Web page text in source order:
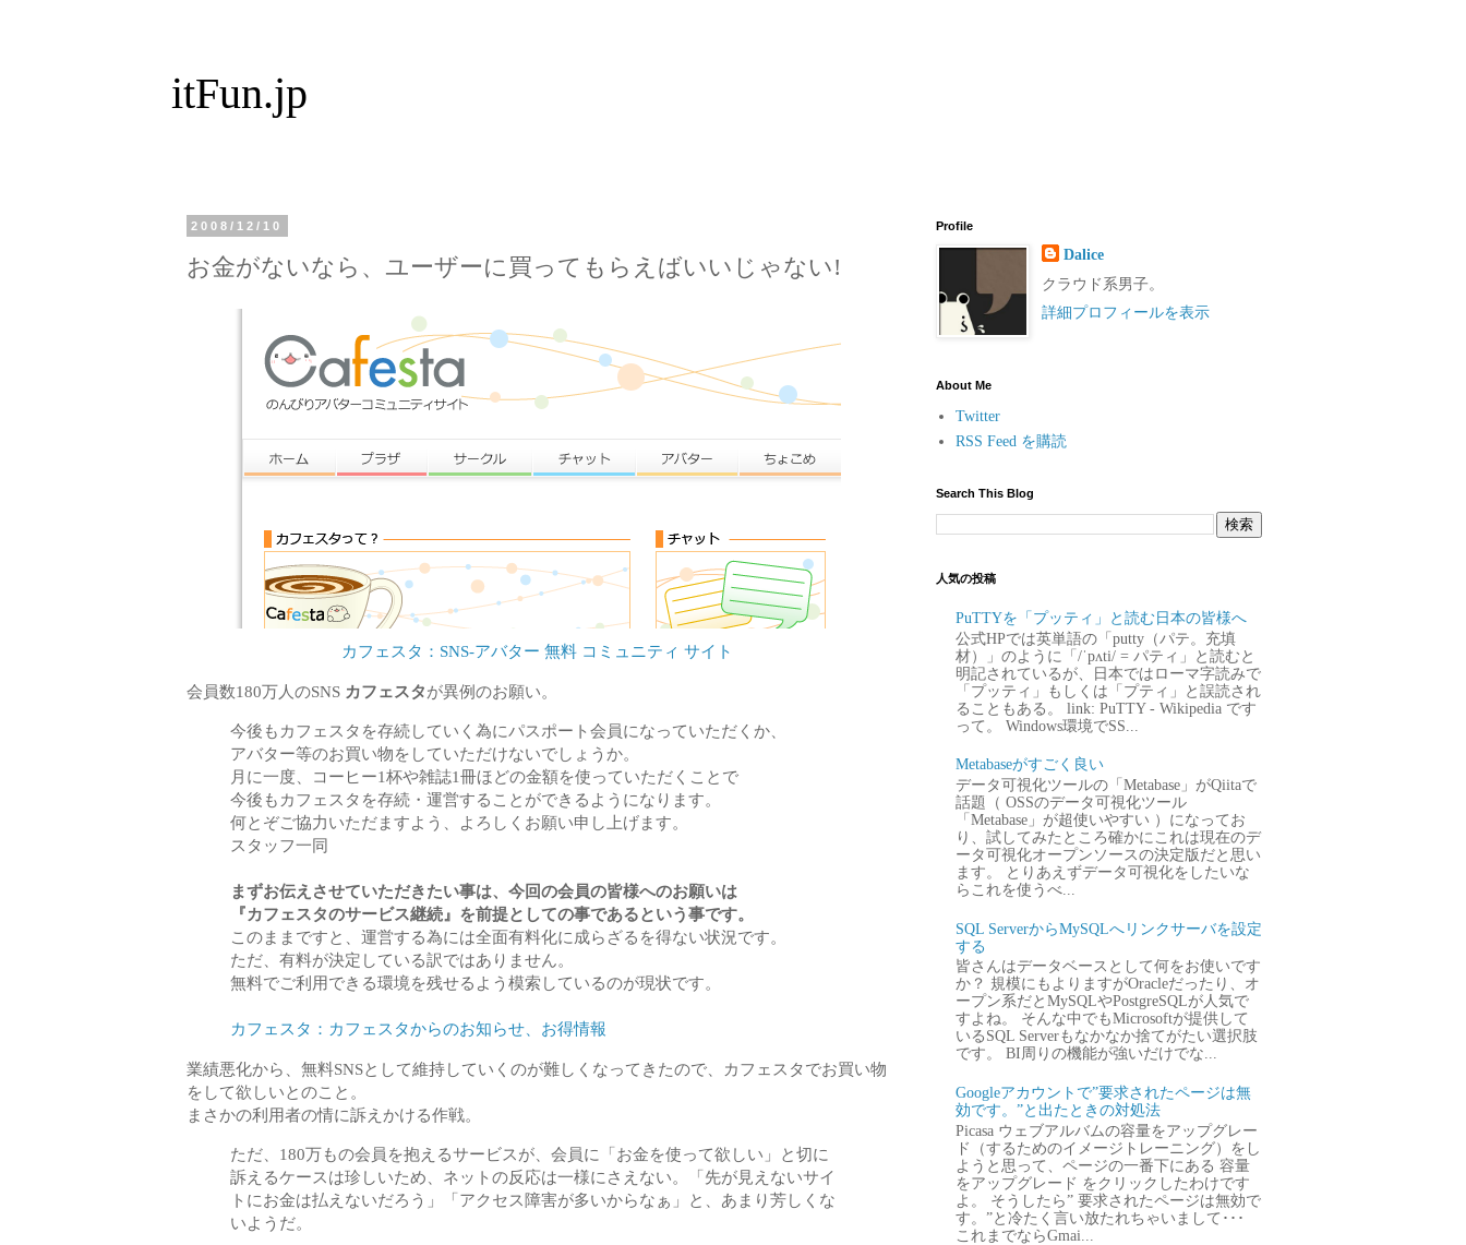
itFun.jp
2008/12/10
お金がないなら、ユーザーに買ってもらえばいいじゃない!
カフェスタ：SNS-アバター 無料 コミュニティ サイト
会員数180万人のSNS カフェスタが異例のお願い。
今後もカフェスタを存続していく為にパスポート会員になっていただくか、
アバター等のお買い物をしていただけないでしょうか。
月に一度、コーヒー1杯や雑誌1冊ほどの金額を使っていただくことで
今後もカフェスタを存続・運営することができるようになります。
何とぞご協力いただますよう、よろしくお願い申し上げます。
スタッフ一同
まずお伝えさせていただきたい事は、今回の会員の皆様へのお願いは
『カフェスタのサービス継続』を前提としての事であるという事です。
このままですと、運営する為には全面有料化に成らざるを得ない状況です。
ただ、有料が決定している訳ではありません。
無料でご利用できる環境を残せるよう模索しているのが現状です。
カフェスタ：カフェスタからのお知らせ、お得情報
業績悪化から、無料SNSとして維持していくのが難しくなってきたので、カフェスタでお買い物
をして欲しいとのこと。
まさかの利用者の情に訴えかける作戦。
ただ、180万もの会員を抱えるサービスが、会員に「お金を使って欲しい」と切に
訴えるケースは珍しいため、ネットの反応は一様にさえない。「先が見えないサイ
トにお金は払えないだろう」「アクセス障害が多いからなぁ」と、あまり芳しくな
いようだ。
Profile
Dalice
クラウド系男子。
詳細プロフィールを表示
About Me
Twitter
RSS Feed を購読
Search This Blog
人気の投稿
PuTTYを「プッティ」と読む日本の皆様へ
公式HPでは英単語の「putty（パテ。充填
材）」のように「/ˈpʌti/ = パティ」と読むと
明記されているが、日本ではローマ字読みで
「プッティ」もしくは「プティ」と誤読され
ることもある。 link: PuTTY - Wikipedia です
って。 Windows環境でSS...
Metabaseがすごく良い
データ可視化ツールの「Metabase」がQiitaで
話題（ OSSのデータ可視化ツール
「Metabase」が超使いやすい ）になってお
り、試してみたところ確かにこれは現在のデ
ータ可視化オープンソースの決定版だと思い
ます。 とりあえずデータ可視化をしたいな
らこれを使うべ...
SQL ServerからMySQLへリンクサーバを設定
する
皆さんはデータベースとして何をお使いです
か？ 規模にもよりますがOracleだったり、オ
ープン系だとMySQLやPostgreSQLが人気で
すよね。 そんな中でもMicrosoftが提供して
いるSQL Serverもなかなか捨てがたい選択肢
です。 BI周りの機能が強いだけでな...
Googleアカウントで”要求されたページは無
効です。”と出たときの対処法
Picasa ウェブアルバムの容量をアップグレー
ド（するためのイメージトレーニング）をし
ようと思って、ページの一番下にある 容量
をアップグレード をクリックしたわけです
よ。 そうしたら” 要求されたページは無効で
す。”と冷たく言い放たれちゃいまして･･･
これまでならGmai...